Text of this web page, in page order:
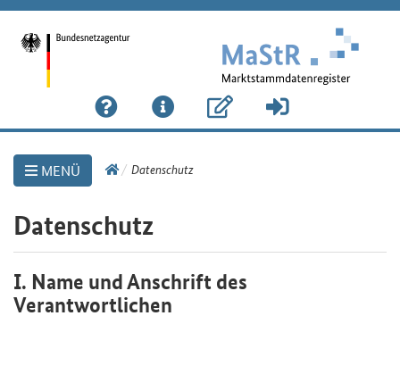
MENÜ
LinkDatenschutz
Datenschutz
I. Name und Anschrift des
Verantwortlichen